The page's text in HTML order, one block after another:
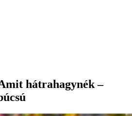
hátrahagynék –